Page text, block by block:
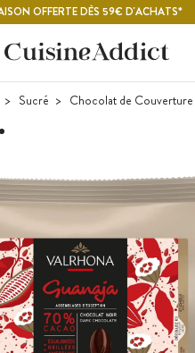
OFFERTE DÈS 59€ D'ACHATS*
Sucré Chocolat de Couverture